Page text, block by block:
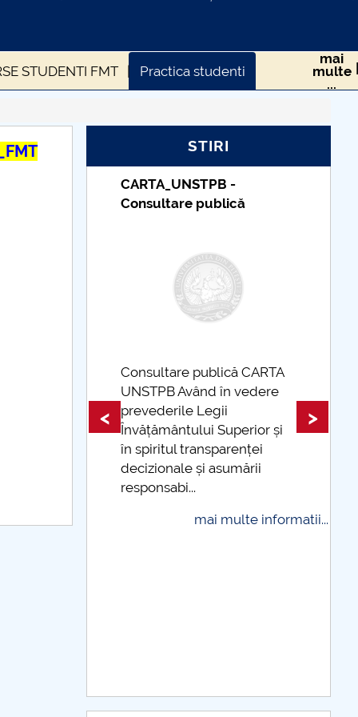
STUDENTI FMT Practica studenti
mai
multe
...
STIRI
CARTA_UNSTPB -
Consultare publică
Consultare publică CARTA
UNSTPB Având în vedere
prevederile Legii
Învățământului Superior și
în spiritul transparenței
decizionale și asumării
responsabi...
mai multe informatii...
< >